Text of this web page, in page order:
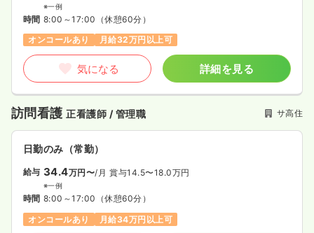
※一例
時間 8:00～17:00 （休憩60分）
オンコールあり
月給32万円以上可
気になる 詳細を見る
訪問看護正看護師 / 管理職 サ高住
日勤のみ（常勤）
給与 34.4万円〜/月 賞与14.5〜18.0万円
※一例
時間 8:00～17:00 （休憩60分）
オンコールあり
月給34万円以上可